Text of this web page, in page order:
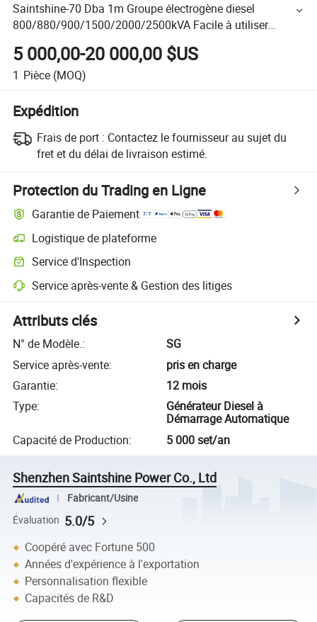
Saintshine-70 Dba 1m Groupe électrogène diesel
800/880/900/1500/2000/2500kVA Facile à utiliser
Durable Haute qualité Faible consommation de carburant
5 000,00-20 000,00 $US
1 Pièce (MOQ)
Expédition
Frais de port : Contactez le fournisseur au sujet du
fret et du délai de livraison estimé.
Protection du Trading en Ligne
Garantie de Paiement
Logistique de plateforme
Service d'Inspection
Service après-vente & Gestion des litiges
Attributs clés
N° de Modèle.:
SG
Service après-vente:
pris en charge
Garantie:
12 mois
Type:
Générateur Diesel à
Démarrage Automatique
Capacité de Production: 5 000 set/an
Shenzhen Saintshine Power Co., Ltd
Fabricant/Usine
Évaluation 5.0/5
Coopéré avec Fortune 500
Années d'expérience à l'exportation
Personnalisation flexible
Capacités de R&D